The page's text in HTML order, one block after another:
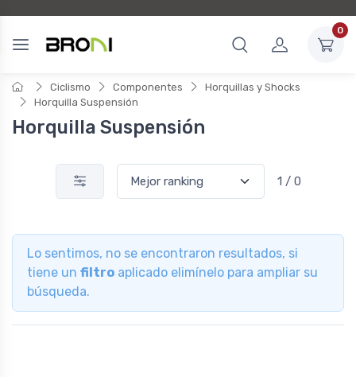
0
Ciclismo Componentes
Horquillas y Shocks
Horquilla Suspensión
Horquilla Suspensión
1 / 0
Lo sentimos, no se encontraron resultados, si
tiene un filtro aplicado elimínelo para ampliar su
búsqueda.